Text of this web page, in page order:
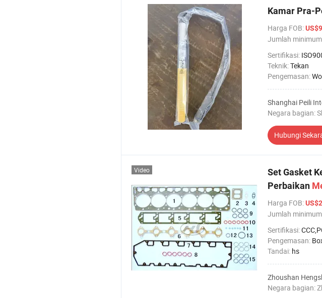
Kamar Pra-
Harga FOB:
Jumlah
Sertifikasi:
Teknik:Tekan
Pengemasan:
Shanghai Peili
Negara bagian:
Hubungi
Set Gasket
Perbaikan
Harga FOB:
Jumlah
Sertifikasi:
Pengemasan:
Tandai: hs
Zhoushan
Negara bagian:
Video